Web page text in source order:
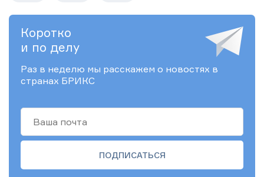
Коротко
и по делу
Раз в неделю мы расскажем о новостях в
странах БРИКС